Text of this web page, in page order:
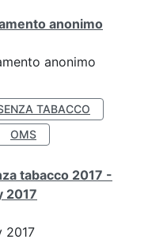
anonimo
anonimo
TABACCO
OMS
tabacco 2017 -
2017
2017